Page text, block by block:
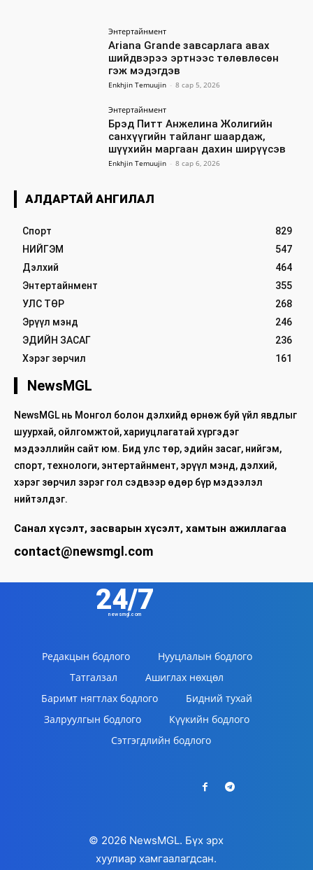
Энтертайнмент
Ariana Grande завсарлага авах
шийдвэрээ эртнээс төлөвлөсөн
гэж мэдэгдэв
Enkhjin Temuujin - 8 сар 5, 2026
Энтертайнмент
Брэд Питт Анжелина Жолигийн
санхүүгийн тайланг шаардаж,
шүүхийн маргаан дахин ширүүсэв
Enkhjin Temuujin - 8 сар 6, 2026
АЛДАРТАЙ АНГИЛАЛ
Спорт
829
НИЙГЭМ
547
Дэлхий
464
Энтертайнмент
355
УЛС ТӨР
268
Эрүүл мэнд
246
ЭДИЙН ЗАСАГ
236
Хэрэг зөрчил
161
NewsMGL
NewsMGL нь Монгол болон дэлхийд өрнөж буй үйл явдлыг
шуурхай, ойлгомжтой, хариуцлагатай хүргэдэг
мэдээллийн сайт юм. Бид улс төр, эдийн засаг, нийгэм,
спорт, технологи, энтертайнмент, эрүүл мэнд, дэлхий,
хэрэг зөрчил зэрэг гол сэдвээр өдөр бүр мэдээлэл
нийтэлдэг.
Санал хүсэлт, засварын хүсэлт, хамтын ажиллагаа
contact@newsmgl.com
24/7
newsmgl.com
Редакцын бодлого
Нууцлалын бодлого
Татгалзал
Ашиглах нөхцөл
Баримт нягтлах бодлого
Бидний тухай
Залруулгын бодлого
Күүкийн бодлого
Сэтгэгдлийн бодлого
© 2026 NewsMGL. Бүх эрх
хуулиар хамгаалагдсан.